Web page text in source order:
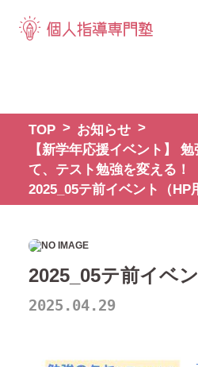
TOP
お知らせ
【新学年応援イベント】
て、テスト勉強を変える！
2025_05テ前イベント（HP
2025_05テ前イベン
2025.04.29